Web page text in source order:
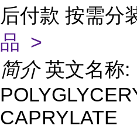
后付款 按需分
品 >
简介 英文名称:
CAPRYLATE